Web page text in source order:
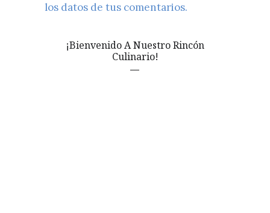
los datos de tus comentarios.
¡Bienvenido A Nuestro Rincón
Culinario!